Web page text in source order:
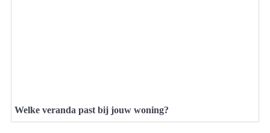
Welke veranda past bij jouw woning?